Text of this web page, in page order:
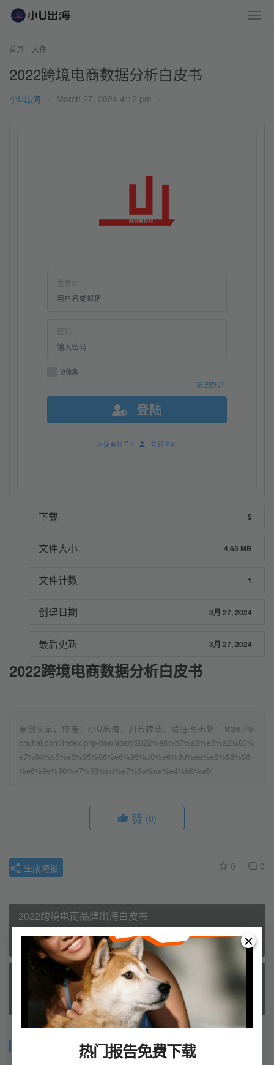
热门报告免费下载
首页 文件
2022跨境电商数据分析白皮书
小U出海 March 27, 2024 4:12 pm
登录ID
记住我
忘记密码？
登陆
还没有账号？ 立即注册
下载 5
文件大小 4.65 MB
文件计数 1
创建日期 3月 27, 2024
最后更新 3月 27, 2024
2022跨境电商数据分析白皮书
原创文章，作者：小U出海，如若转载，请注明出处：https://u-
chuhai.com/index.php/download/2022%e8%b7%a8%e5%a2%83%
e7%94%b5%e5%95%86%e6%95%b0%e6%8d%ae%e5%88%86
%e6%9e%90%e7%99%bd%e7%9a%ae%e4%b9%a6/
赞 (0)
0 0
生成海报
2022跨境电商品牌出海白皮书
上一篇 March 27, 2024 4:01 pm
2022跨境电商物流行业发展趋势报告
March 27, 2024 4:13 pm